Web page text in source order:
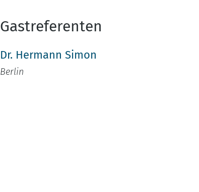
Gastreferenten
Dr. Hermann Simon
Berlin